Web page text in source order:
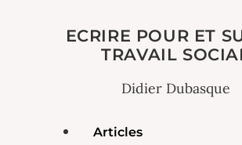
ECRIRE POUR ET
TRAVAIL
Didier Dubasque
Articles